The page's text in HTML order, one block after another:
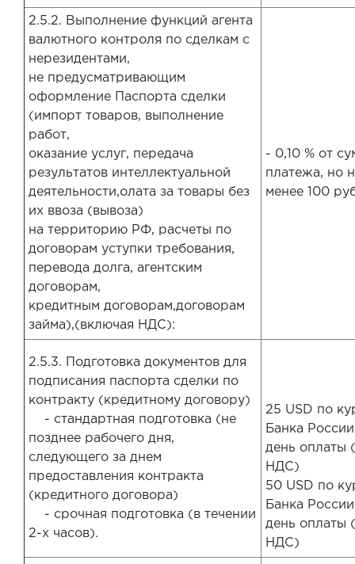
2.5.2. Выполнение функций агента
валютного контроля по сделкам с
нерезидентами,
не предусматривающим
оформление Паспорта сделки
(импорт товаров, выполнение
работ,
оказание услуг, передача
результатов интеллектуальной
деятельности,олата за товары без
их ввоза (вывоза)
на территорию РФ, расчеты по
договорам уступки требования,
перевода долга, агентским
договорам,
кредитным договорам,договорам
займа),(включая НДС):
- 0,10 % от
платежа, но
менее 100
2.5.3. Подготовка документов для
подписания паспорта сделки по
контракту (кредитному договору)
- стандартная подготовка (не
позднее рабочего дня,
следующего за днем
предоставления контракта
(кредитного договора)
- срочная подготовка (в течении
2-х часов).
25 USD по
Банка
день оплаты
НДС)
50 USD по
Банка
день оплаты
НДС)